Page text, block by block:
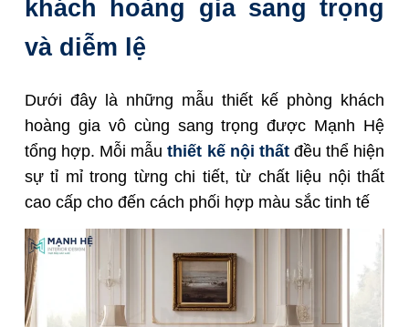
khách hoàng gia sang trọng
và diễm lệ
Dưới đây là những mẫu thiết kế phòng khách
hoàng gia vô cùng sang trọng được Mạnh Hệ
tổng hợp. Mỗi mẫuthiết kế nội thấtđều thể hiện
sự tỉ mỉ trong từng chi tiết, từ chất liệu nội thất
cao cấp cho đến cách phối hợp màu sắc tinh tế